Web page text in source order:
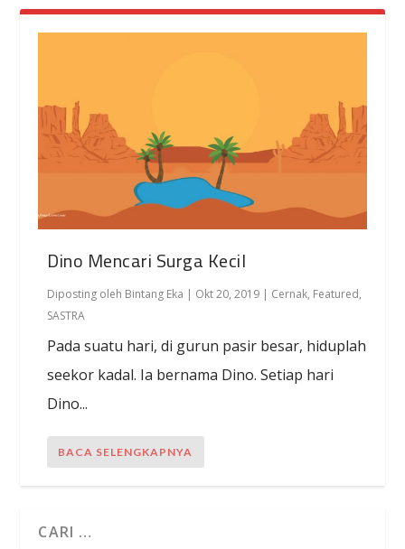
Dino Mencari Surga Kecil
Diposting oleh Bintang Eka | Okt 20, 2019 | Cernak, Featured,
SASTRA
Pada suatu hari, di gurun pasir besar, hiduplah
seekor kadal. Ia bernama Dino. Setiap hari
Dino...
BACA SELENGKAPNYA